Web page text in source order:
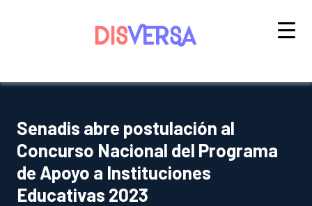
Senadis abre postulación al
Concurso Nacional del Programa
de Apoyo a Instituciones
Educativas 2023